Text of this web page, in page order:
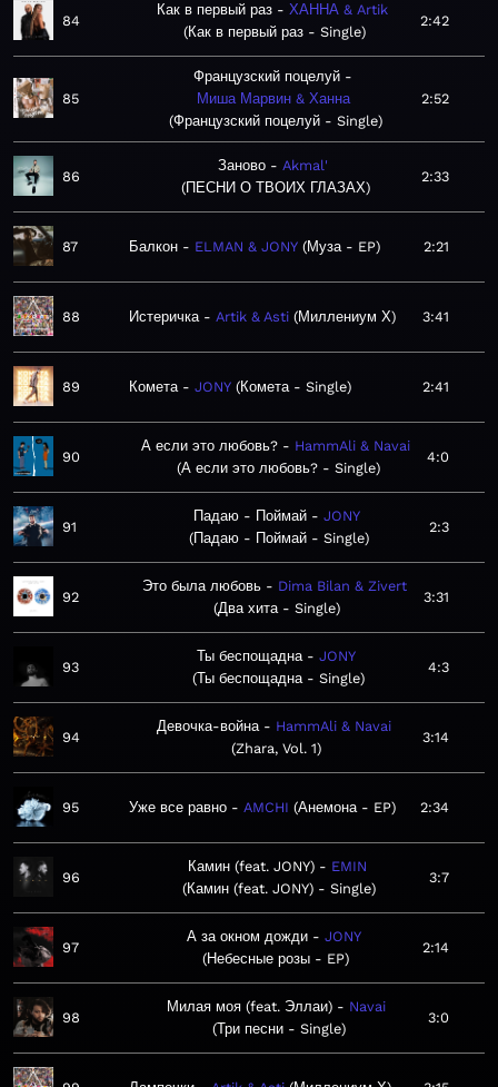
84
Как в первый раз
ХАННА & Artik
Как в первый раз - Single
2:42
85
Французский поцелуй
Миша Марвин & Ханна
Французский поцелуй - Single
2:52
86
Заново
Akmal'
ПЕСНИ О ТВОИХ ГЛАЗАХ
2:33
87 Балкон ELMAN & JONY Муза - EP 2:21
88 Истеричка Artik & Asti Миллениум Х 3:41
89 Комета JONY Комета - Single 2:41
90
А если это любовь?
HammAli & Navai
А если это любовь? - Single
4:0
91
Падаю - Поймай
JONY
Падаю - Поймай - Single
2:3
92
Это была любовь
Dima Bilan & Zivert
Два хита - Single
3:31
93
Ты беспощадна
JONY
Ты беспощадна - Single
4:3
94
Девочка-война
HammAli & Navai
Zhara, Vol. 1
3:14
95 Уже все равно AMCHI Анемона - EP 2:34
96
Камин (feat. JONY)
EMIN
Камин (feat. JONY) - Single
3:7
97
А за окном дожди
JONY
Небесные розы - EP
2:14
98
Милая моя (feat. Эллаи)
Navai
Три песни - Single
3:0